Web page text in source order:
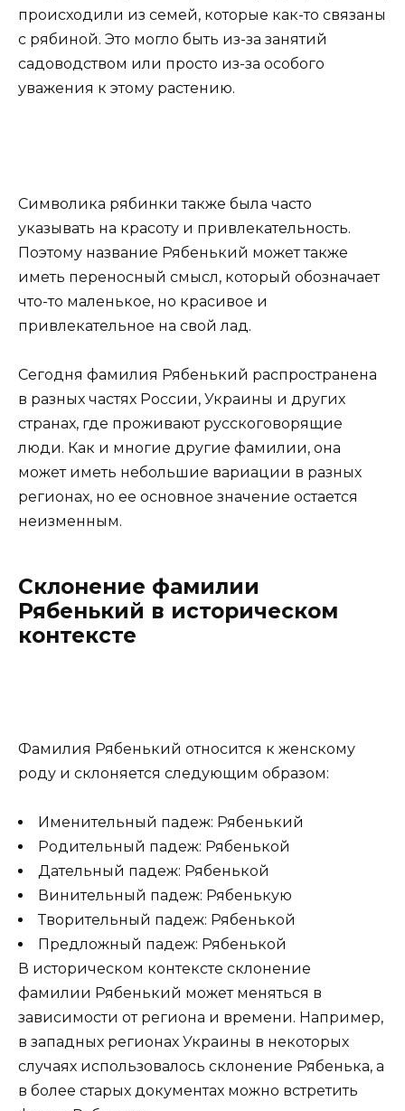
происходили из семей, которые как-то связаны
с рябиной. Это могло быть из-за занятий
садоводством или просто из-за особого
уважения к этому растению.
Символика рябинки также была часто
указывать на красоту и привлекательность.
Поэтому название Рябенький может также
иметь переносный смысл, который обозначает
что-то маленькое, но красивое и
привлекательное на свой лад.
Сегодня фамилия Рябенький распространена
в разных частях России, Украины и других
странах, где проживают русскоговорящие
люди. Как и многие другие фамилии, она
может иметь небольшие вариации в разных
регионах, но ее основное значение остается
неизменным.
Склонение фамилии
Рябенький в историческом
контексте
Фамилия Рябенький относится к женскому
роду и склоняется следующим образом:
Именительный падеж: Рябенький
Родительный падеж: Рябенькой
Дательный падеж: Рябенькой
Винительный падеж: Рябенькую
Творительный падеж: Рябенькой
Предложный падеж: Рябенькой
В историческом контексте склонение
фамилии Рябенький может меняться в
зависимости от региона и времени. Например,
в западных регионах Украины в некоторых
случаях использовалось склонение Рябенька, а
в более старых документах можно встретить